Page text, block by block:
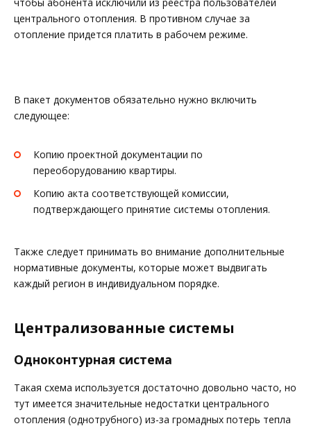
центрального отопления. В противном случае за
отопление придется платить в рабочем режиме.
В пакет документов обязательно нужно включить
следующее:
Копию проектной документации по
переоборудованию квартиры.
Копию акта соответствующей комиссии,
подтверждающего принятие системы отопления.
Также следует принимать во внимание дополнительные
нормативные документы, которые может выдвигать
каждый регион в индивидуальном порядке.
Централизованные системы
Одноконтурная система
Такая схема используется достаточно довольно часто, но
тут имеется значительные недостатки центрального
отопления (однотрубного) из-за громадных потерь тепла